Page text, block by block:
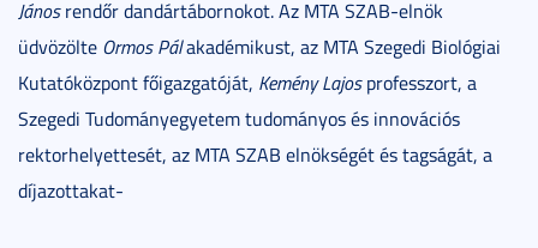
Jánosrendőr dandártábornokot. Az MTA SZAB-elnök
üdvözölte Ormos Pálakadémikust, az MTA Szegedi Biológiai
Kutatóközpont főigazgatóját, Kemény Lajosprofesszort, a
Szegedi Tudományegyetem tudományos és innovációs
rektorhelyettesét, az MTA SZAB elnökségét és tagságát, a
díjazottakat-